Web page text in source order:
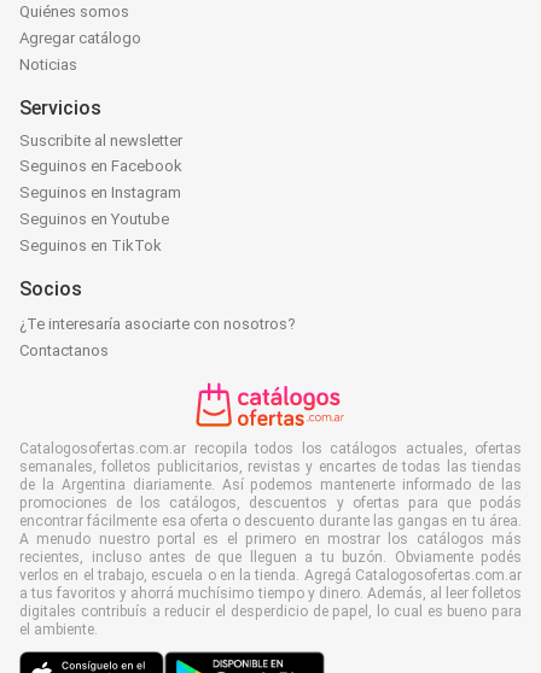
Quiénes somos
Agregar catálogo
Noticias
Servicios
Suscribite al newsletter
Seguinos en Facebook
Seguinos en Instagram
Seguinos en Youtube
Seguinos en TikTok
Socios
¿Te interesaría asociarte con nosotros?
Contactanos
Catalogosofertas.com.ar recopila todos los catálogos actuales, ofertas
semanales, folletos publicitarios, revistas y encartes de todas las tiendas
de la Argentina diariamente. Así podemos mantenerte informado de las
promociones de los catálogos, descuentos y ofertas para que podás
encontrar fácilmente esa oferta o descuento durante las gangas en tu área.
A menudo nuestro portal es el primero en mostrar los catálogos más
recientes, incluso antes de que lleguen a tu buzón. Obviamente podés
verlos en el trabajo, escuela o en la tienda. Agregá Catalogosofertas.com.ar
a tus favoritos y ahorrá muchísimo tiempo y dinero. Además, al leer folletos
digitales contribuís a reducir el desperdicio de papel, lo cual es bueno para
el ambiente.